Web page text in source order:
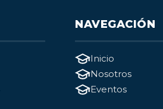
NAVEGACIÓN
Inicio
Nosotros
Eventos